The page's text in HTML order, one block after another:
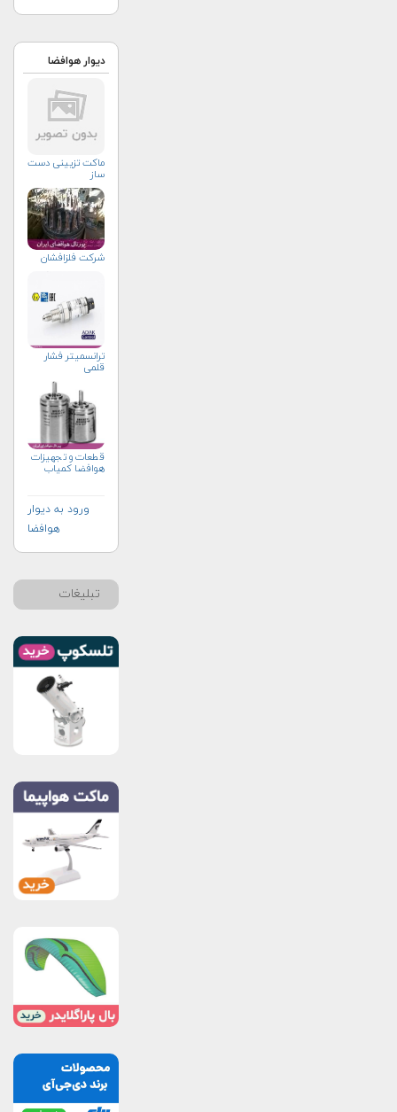
دیوار هوافضا
ماکت تزیینی دست
ساز
شرکت فلزافشان
ترانسمیتر فشار
قلمی
قطعات و تجهیزات
هوافضا کمیاب
ورود به دیوار
هوافضا
تبلیغات